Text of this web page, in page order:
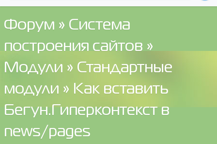
Форум » Система
построения сайтов »
Модули » Стандартные
модули » Как вставить
Бегун.Гиперконтекст в
news/pages